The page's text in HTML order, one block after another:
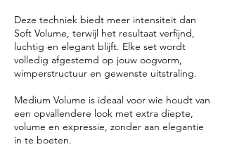
Deze techniek biedt meer intensiteit dan
Soft Volume, terwijl het resultaat verfijnd,
luchtig en elegant blijft. Elke set wordt
volledig afgestemd op jouw oogvorm,
wimperstructuur en gewenste uitstraling.
Medium Volume is ideaal voor wie houdt van
een opvallendere look met extra diepte,
volume en expressie, zonder aan elegantie
in te boeten.